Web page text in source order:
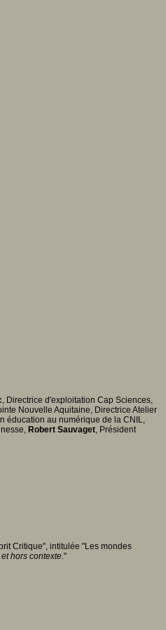
, Directrice d'exploitation Cap Sciences,
Nouvelle Aquitaine, Directrice Atelier
éducation au numérique de la CNIL,
Robert Sauvaget, Président
Critique", intitulée "Les mondes
hors contexte."